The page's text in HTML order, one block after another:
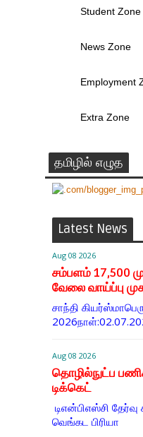
Student Zone
News Zone
Employment
Extra Zone
தமிழில் எழுத
Latest News
Aug 08 2026
சம்பளம் 17,500
வேலை வாய்ப்பு
சாந்தி
Aug 08 2026
தொழில்நுட்ப
டிக்கெட்
டிஎன்​பிஎஸ்சி
வெங்கட பிரியா